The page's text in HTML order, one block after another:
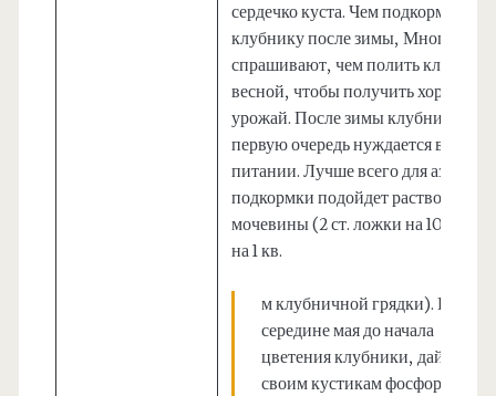
сердечко куста. Чем подкормить
клубнику после зимы, Многие
спрашивают, чем полить клубнику
весной, чтобы получить хороший
урожай. После зимы клубника в
первую очередь нуждается в
питании. Лучше всего для азотной
подкормки подойдет раствор
мочевины (2 ст. ложки на 10 л воды
на 1 кв.
м клубничной грядки). В
середине мая до начала
цветения клубники, дайте
своим кустикам фосфорно-